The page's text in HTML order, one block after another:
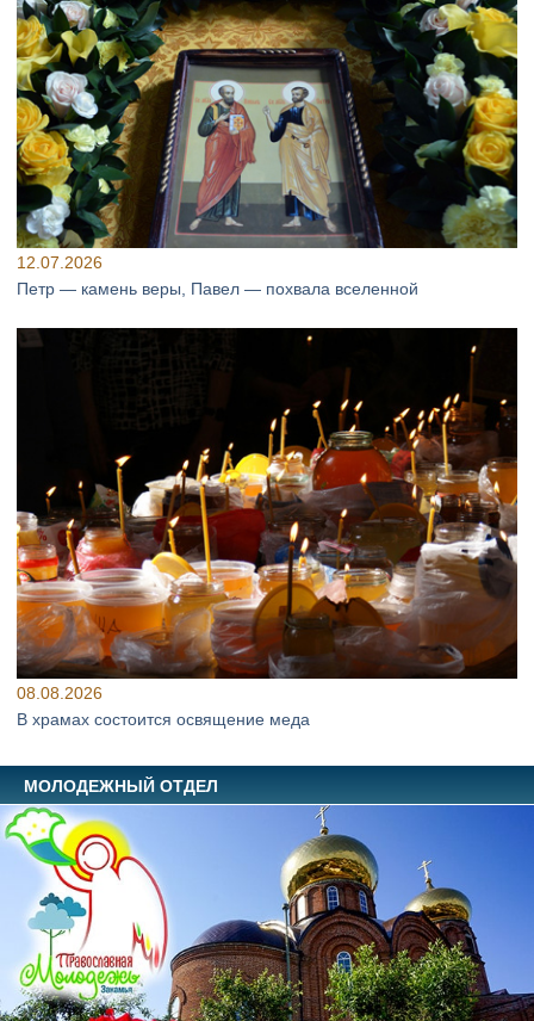
12.07.2026
Петр — камень веры, Павел — похвала вселенной
08.08.2026
В храмах состоится освящение меда
МОЛОДЕЖНЫЙ ОТДЕЛ